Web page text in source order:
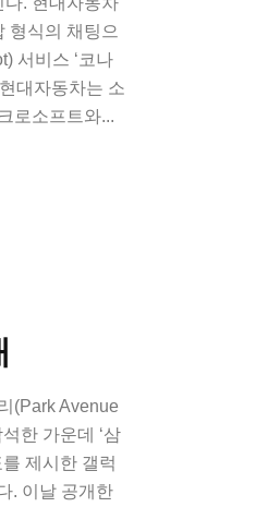
형식의 채팅으
서비스 ‘코나
대자동차는 소
로소프트와...
(Park Avenue
한 가운데 ‘삼
제시한 갤럭
. 이날 공개한